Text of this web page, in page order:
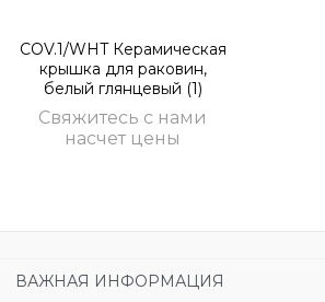
COV.1/WHT Керамическая
крышка для раковин,
белый глянцевый (1)
Свяжитесь с нами
насчет цены
ВАЖНАЯ ИНФОРМАЦИЯ